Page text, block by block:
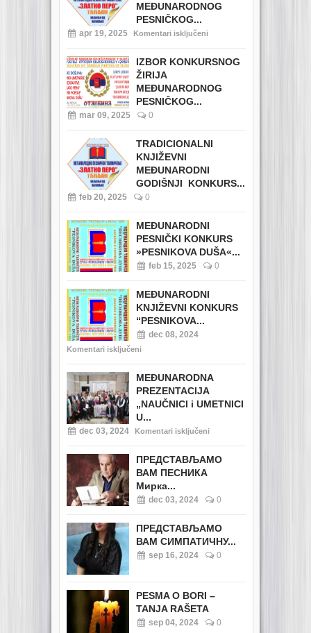
MEĐUNARODNOG
PESNIČKOG...
apr 19, 2025 Komentari isključeni
IZBOR KONKURSNOG
ŽIRIJA
MEĐUNARODNOG
PESNIČKOG...
mar 09, 2025 0
TRADICIONALNI
KNJIŽEVNI
MEĐUNARODNI
GODIŠNJI KONKURS...
feb 20, 2025 0
MEĐUNARODNI
PESNIČKI KONKURS
»PESNIKOVA DUŠA«...
feb 15, 2025 0
MEĐUNARODNI
KNJIŽEVNI KONKURS
“PESNIKOVA...
dec 08, 2024
Komentari isključeni
MEĐUNARODNA
PREZENTACIJA
„NAUČNICI i UMETNICI
U...
dec 03, 2024 Komentari isključeni
ПРЕДСТАВЉАМО
ВАМ ПЕСНИКА
Мирка...
dec 03, 2024 0
ПРЕДСТАВЉАМО
ВАМ СИМПАТИЧНУ...
sep 16, 2024 0
PESMA O BORI –
TANJA RAŠETA
sep 04, 2024 0